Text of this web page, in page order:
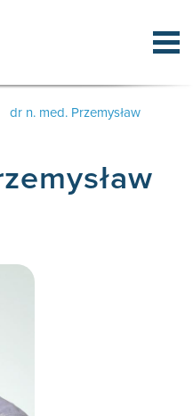
dr n. med. Przemysław